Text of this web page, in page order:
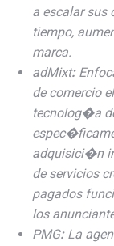
a escalar sus
tiempo,
marca.
adMixt:
de comercio
tecnolog�a
adquisici�n
de servicios
pagados
los
PMG: La